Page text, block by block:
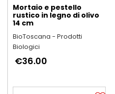
Mortaio e pestello
rustico in legno di olivo
14 cm
BioToscana - Prodotti
Biologici
€36.00